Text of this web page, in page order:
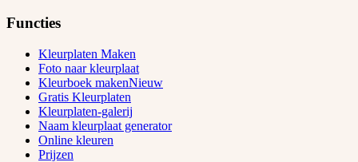
Functies
Kleurplaten Maken
Foto naar kleurplaat
Kleurboek makenNieuw
Gratis Kleurplaten
Kleurplaten-galerij
Naam kleurplaat generator
Online kleuren
Prijzen